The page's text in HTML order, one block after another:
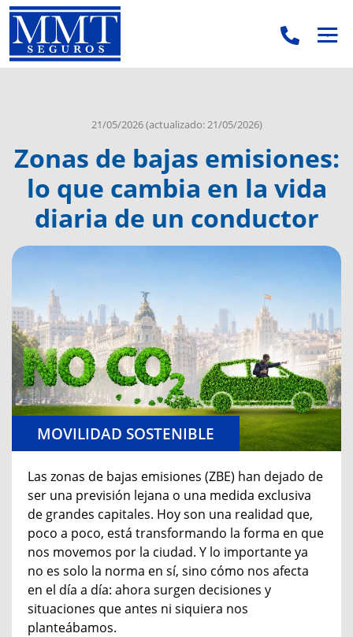
..
21/05/2026(actualizado: 21/05/2026)
Zonas de bajas emisiones:
lo que cambia en la vida
diaria de un conductor
MOVILIDAD SOSTENIBLE
Las zonas de bajas emisiones (ZBE) han dejado de
ser una previsión lejana o una medida exclusiva
de grandes capitales. Hoy son una realidad que,
poco a poco, está transformando la forma en que
nos movemos por la ciudad. Y lo importante ya
no es solo la norma en sí, sino cómo nos afecta
en el día a día: ahora surgen decisiones y
situaciones que antes ni siquiera nos
planteábamos.